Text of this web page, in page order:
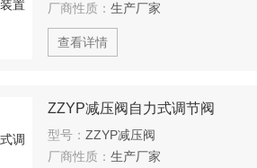
厂商性质： 生产厂家
查看详情
ZZYP减压阀自力式调节阀
型号： ZZYP减压阀
厂商性质： 生产厂家